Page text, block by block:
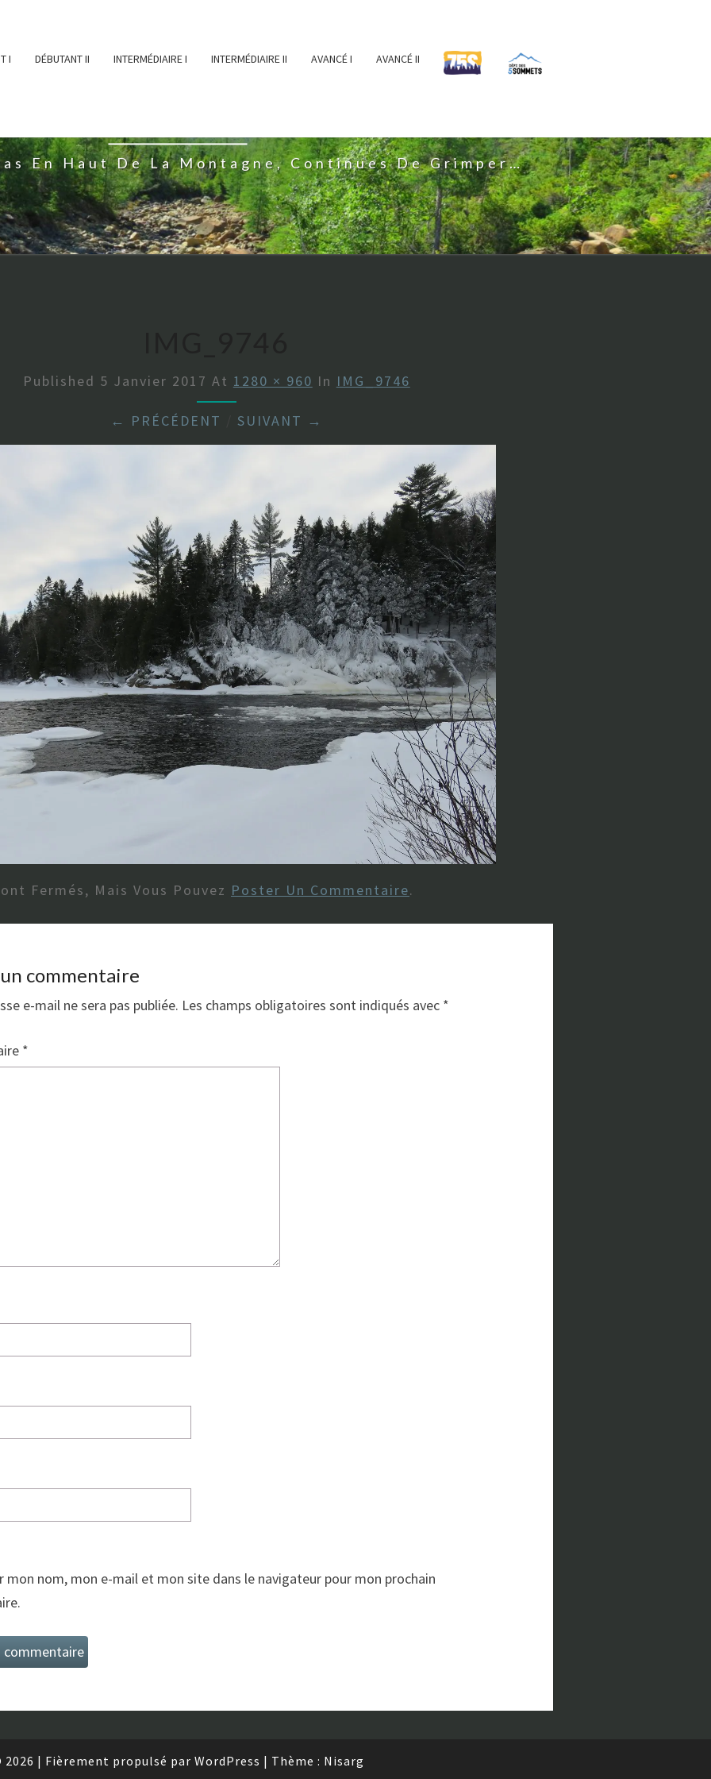
I DÉBUTANT II INTERMÉDIAIRE I INTERMÉDIAIRE II AVANCÉ I AVANCÉ II
En Haut De La Montagne, Continues De Grimper…
Published 5 Janvier 2017 At 1280 × 960 In IMG_9746
← PRÉCÉDENT SUIVANT →
Fermés, Mais Vous Pouvez Poster Un Commentaire.
commentaire
e-mail ne sera pas publiée. Les champs obligatoires sont indiqués avec *
*
mon nom, mon e-mail et mon site dans le navigateur pour mon prochain
2026 | Fièrement propulsé par WordPress | Thème : Nisarg